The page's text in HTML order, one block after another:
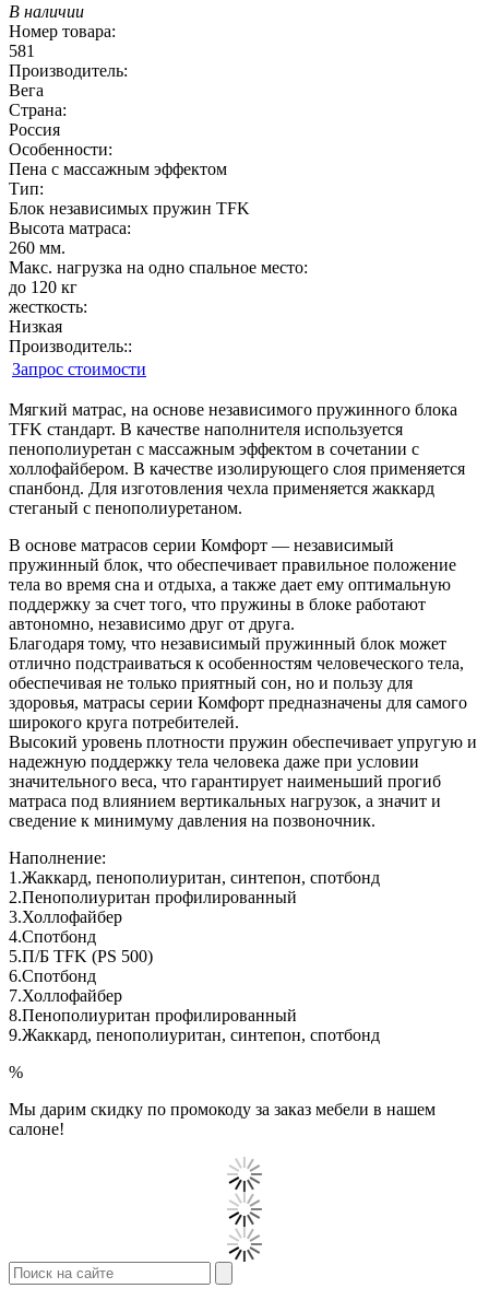
В наличии
Номер товара:
581
Производитель:
Вега
Страна:
Россия
Особенности:
Пена с массажным эффектом
Тип:
Блок независимых пружин TFK
Высота матраса:
260 мм.
Макс. нагрузка на одно спальное место:
до 120 кг
жесткость:
Низкая
Производитель::
Запрос стоимости
Мягкий матрас, на основе независимого пружинного блока
TFK стандарт. В качестве наполнителя используется
пенополиуретан с массажным эффектом в сочетании с
холлофайбером. В качестве изолирующего слоя применяется
спанбонд. Для изготовления чехла применяется жаккард
стеганый с пенополиуретаном.
В основе матрасов серии Комфорт ― независимый
пружинный блок, что обеспечивает правильное положение
тела во время сна и отдыха, а также дает ему оптимальную
поддержку за счет того, что пружины в блоке работают
автономно, независимо друг от друга.
Благодаря тому, что независимый пружинный блок может
отлично подстраиваться к особенностям человеческого тела,
обеспечивая не только приятный сон, но и пользу для
здоровья, матрасы серии Комфорт предназначены для самого
широкого круга потребителей.
Высокий уровень плотности пружин обеспечивает упругую и
надежную поддержку тела человека даже при условии
значительного веса, что гарантирует наименьший прогиб
матраса под влиянием вертикальных нагрузок, а значит и
сведение к минимуму давления на позвоночник.
Наполнение:
1.Жаккард, пенополиуритан, синтепон, спотбонд
2.Пенополиуритан профилированный
3.Холлофайбер
4.Спотбонд
5.П/Б TFK (PS 500)
6.Спотбонд
7.Холлофайбер
8.Пенополиуритан профилированный
9.Жаккард, пенополиуритан, синтепон, спотбонд
%
Мы дарим скидку по промокоду за заказ мебели в нашем
салоне!